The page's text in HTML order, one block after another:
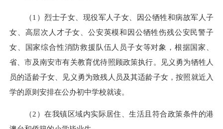
（1）烈士子女、现役军人子女、因公牺牲和病故军人子
女、高层次人才子女、公安英模和因公牺牲伤残公安民警子
女、国家综合性消防救援队伍人员子女等对象，根据国家、
省、市及南安市有关教育优待照顾政策执行。见义勇为牺牲人
员的适龄子女、见义勇为致残人员及其适龄子女，按照就近入
学的原则安排在公办初中学校就读。
（2）在我镇区域内实际居住、生活且符合政策条件的港